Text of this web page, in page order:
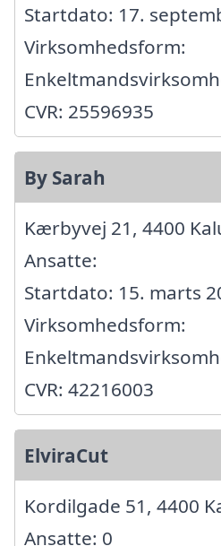
Startdato: 17.
Virksomhedsform:
CVR: 25596935
By Sarah
Kærbyvej 21, 4400
Ansatte:
Startdato: 15. marts
Virksomhedsform:
CVR: 42216003
ElviraCut
Kordilgade 51, 4400
Ansatte: 0